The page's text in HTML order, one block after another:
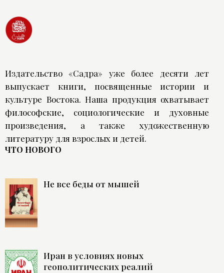
Издательство «Садра» уже более десяти лет
выпускает книги, посвященные истории и
культуре Востока. Наша продукция охватывает
философские, социологические и духовные
произведения, а также художественную
литературу для взрослых и детей.
ЧТО НОВОГО
Не все беды от мышей
Иран в условиях новых
геополитических реалий